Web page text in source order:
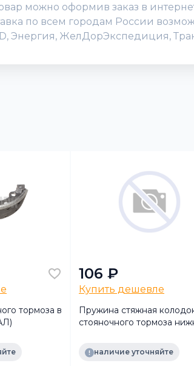
можно оформив заказ в
по всем городам России
Энергия, ЖелДорЭкспедиция,
тормоза в
106 ₽
Купить дешевле
Пружина стяжная
стояночного тормоза
наличие уточняйте